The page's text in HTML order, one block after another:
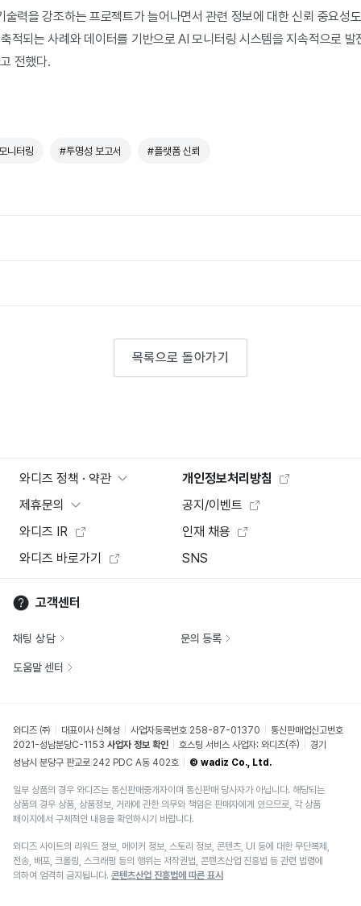
력을 강조하는 프로젝트가 늘어나면서 관련 정보에 대한 신뢰 중요성
적되는 사례와 데이터를 기반으로 AI 모니터링 시스템을 지속적으로
전했다.
니터링 #투명성 보고서 #플랫폼 신뢰
목록으로 돌아가기
와디즈 정책 · 약관
개인정보처리방침
제휴문의
공지/이벤트
와디즈 IR
인재 채용
와디즈 바로가기
SNS
고객센터
채팅 상담 문의 등록
도움말 센터
와디즈 ㈜ 대표이사 신혜성 사업자등록번호 258-87-01370
통신판매업신고번호
2021-성남분당C-1153 사업자 정보 확인 호스팅 서비스 사업자: 와디즈(주)
경기
성남시 분당구 판교로 242 PDC A동 402호
© wadiz Co., Ltd.
일부 상품의 경우 와디즈는 통신판매중개자이며 통신판매 당사자가 아닙니다. 해당되는
상품의 경우 상품, 상품정보, 거래에 관한 의무와 책임은 판매자에게 있으므로, 각 상품
페이지에서 구체적인 내용을 확인하시기 바랍니다.
와디즈 사이트의 리워드 정보, 메이커 정보, 스토리 정보, 콘텐츠, UI 등에 대한 무단복제,
전송, 배포, 크롤링, 스크래핑 등의 행위는 저작권법, 콘텐츠산업 진흥법 등 관련 법령에
의하여 엄격히 금지됩니다. 콘텐츠산업 진흥법에 따른 표시